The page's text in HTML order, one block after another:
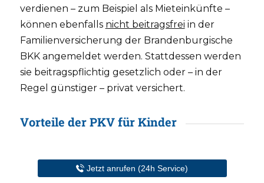
verdienen – zum Beispiel als Mieteinkünfte –
können ebenfalls nicht beitragsfrei in der
Familienversicherung der Brandenburgische
BKK angemeldet werden. Stattdessen werden
sie beitragspflichtig gesetzlich oder – in der
Regel günstiger – privat versichert.
Vorteile der PKV für Kinder
Kostengünstiger
Jetzt anrufen (24h Service)